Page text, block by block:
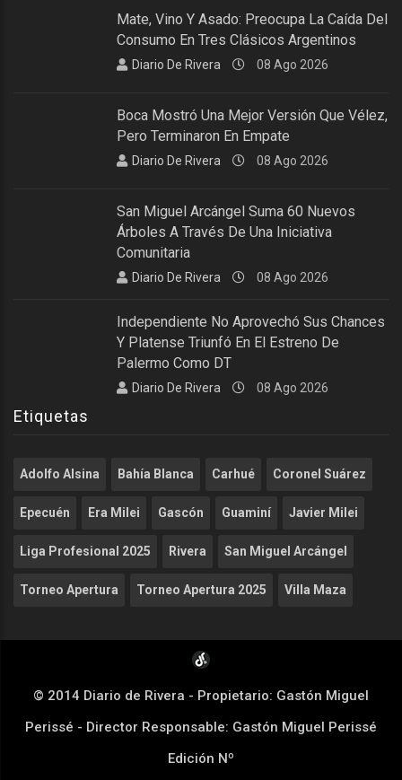
Mate, Vino Y Asado: Preocupa La Caída Del
Consumo En Tres Clásicos Argentinos
Diario De Rivera 08 Ago 2026
Boca Mostró Una Mejor Versión Que Vélez,
Pero Terminaron En Empate
Diario De Rivera 08 Ago 2026
San Miguel Arcángel Suma 60 Nuevos
Árboles A Través De Una Iniciativa
Comunitaria
Diario De Rivera 08 Ago 2026
Independiente No Aprovechó Sus Chances
Y Platense Triunfó En El Estreno De
Palermo Como DT
Diario De Rivera 08 Ago 2026
Etiquetas
Adolfo Alsina Bahía Blanca Carhué Coronel Suárez
Epecuén Era Milei Gascón Guaminí Javier Milei
Liga Profesional 2025 Rivera San Miguel Arcángel
Torneo Apertura Torneo Apertura 2025 Villa Maza
© 2014 Diario de Rivera - Propietario: Gastón Miguel
Perissé - Director Responsable: Gastón Miguel Perissé
Edición Nº